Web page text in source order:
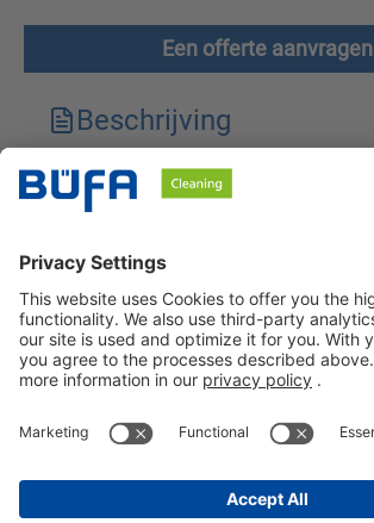
Een offerte aanvragen
Beschrijving
Technische kenmerken
Veiligheidsinstructies